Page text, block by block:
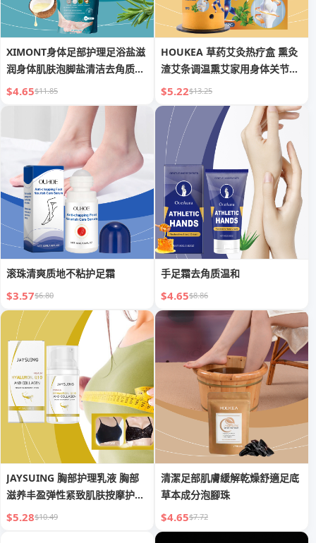
XIMONT身体足部护理足浴盐滋
润身体肌肤泡脚盐清洁去角质足
部护理
$4.65$11.85
HOUKEA 草药艾灸热疗盒 熏灸
渣艾条调温熏艾家用身体关节护
理
$5.22$13.25
滚珠清爽质地不粘护足霜
$3.57$6.80
手足霜去角质温和
$4.65$8.86
JAYSUING 胸部护理乳液 胸部
滋养丰盈弹性紧致肌肤按摩护理
乳液
$5.28$10.49
清潔足部肌膚緩解乾燥舒適足底
草本成分泡腳珠
$4.65$7.72